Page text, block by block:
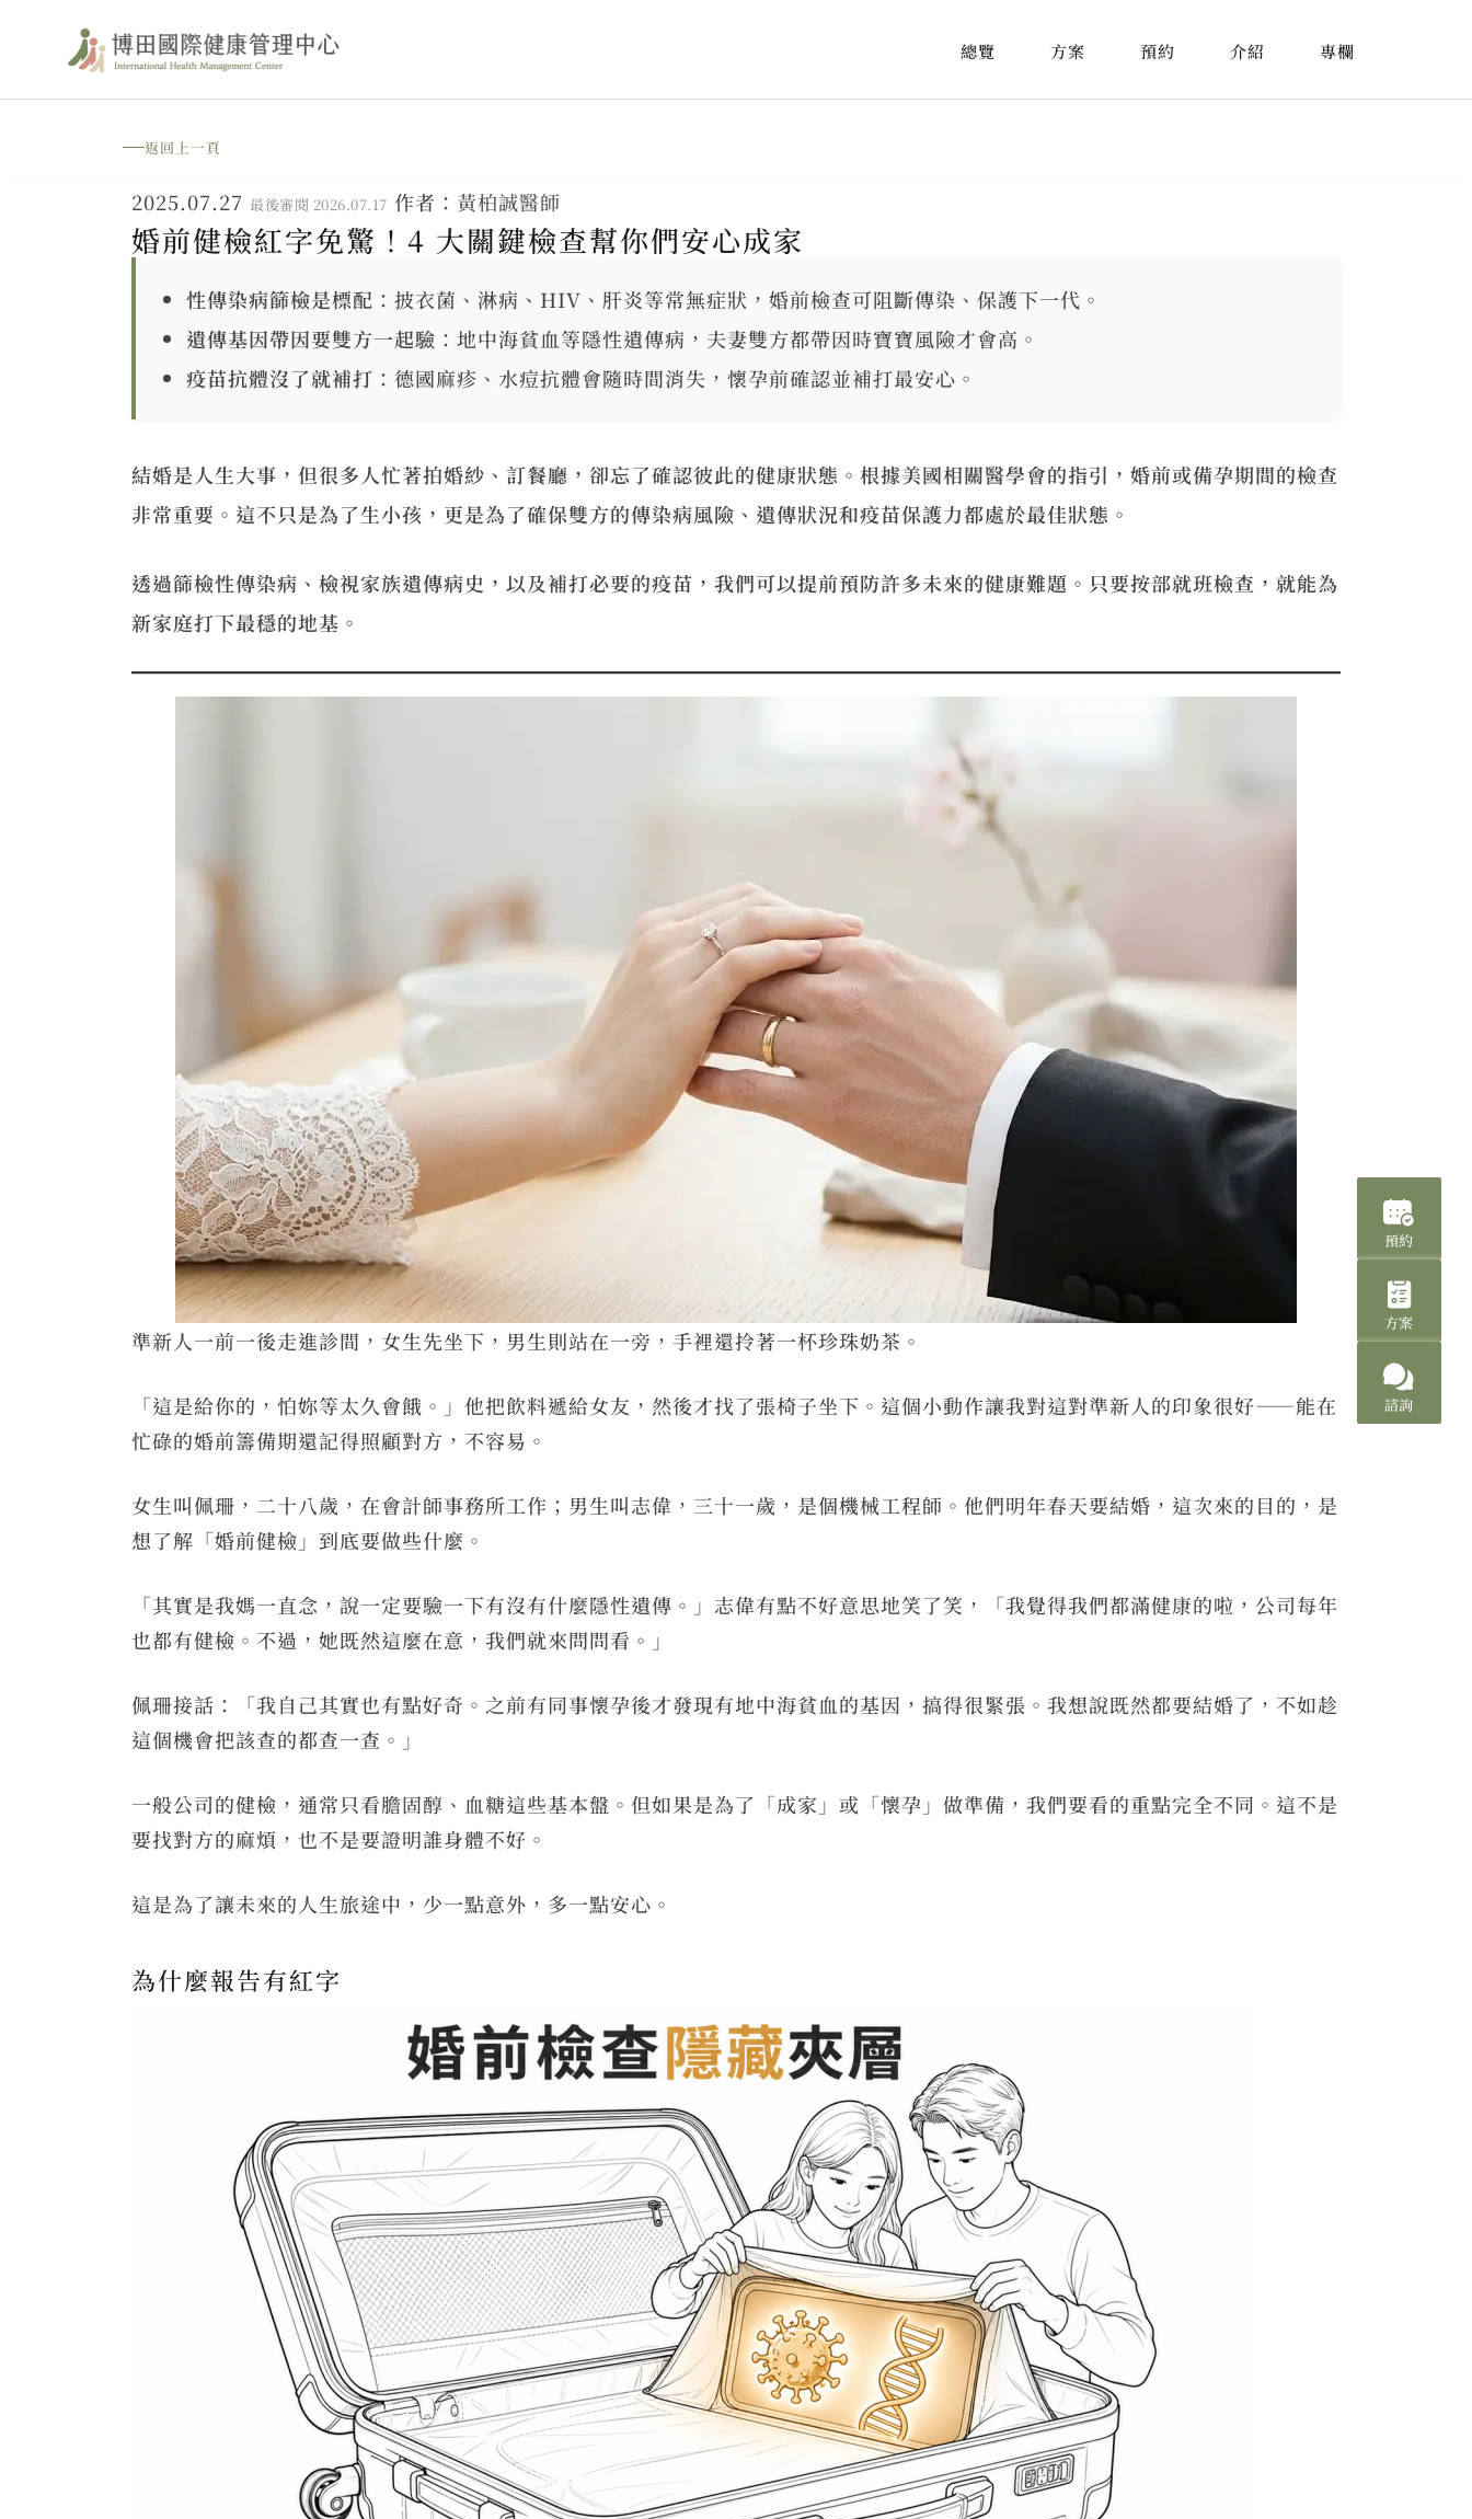
主
總覽 方案 預約 介紹 專欄
預約
方案
諮詢
返回上一頁
2025.07.27 最後審閱 2026.07.17 作者： 黃柏誠醫師
婚前健檢紅字免驚！4 大關鍵檢查幫你們安心成家
性傳染病篩檢是標配 ：披衣菌、淋病、HIV、肝炎等常無症狀，婚前檢查可阻斷傳染、保護下一代。
遺傳基因帶因要雙方一起驗 ：地中海貧血等隱性遺傳病，夫妻雙方都帶因時寶寶風險才會高。
疫苗抗體沒了就補打 ：德國麻疹、水痘抗體會隨時間消失，懷孕前確認並補打最安心。
結婚是人生大事，但很多人忙著拍婚紗、訂餐廳，卻忘了確認彼此的健康狀態。根據美國相關醫學會的指引，婚前或備孕期間的檢查
非常重要。這不只是為了生小孩，更是為了確保雙方的傳染病風險、遺傳狀況和疫苗保護力都處於最佳狀態。
透過篩檢性傳染病、檢視家族遺傳病史，以及補打必要的疫苗，我們可以提前預防許多未來的健康難題。只要按部就班檢查，就能為
新家庭打下最穩的地基。
準新人一前一後走進診間，女生先坐下，男生則站在一旁，手裡還拎著一杯珍珠奶茶。
「這是給你的，怕妳等太久會餓。」他把飲料遞給女友，然後才找了張椅子坐下。這個小動作讓我對這對準新人的印象很好——能在
忙碌的婚前籌備期還記得照顧對方，不容易。
女生叫佩珊，二十八歲，在會計師事務所工作；男生叫志偉，三十一歲，是個機械工程師。他們明年春天要結婚，這次來的目的，是
想了解「婚前健檢」到底要做些什麼。
「其實是我媽一直念，說一定要驗一下有沒有什麼隱性遺傳。」志偉有點不好意思地笑了笑，「我覺得我們都滿健康的啦，公司每年
也都有健檢。不過，她既然這麼在意，我們就來問問看。」
佩珊接話：「我自己其實也有點好奇。之前有同事懷孕後才發現有地中海貧血的基因，搞得很緊張。我想說既然都要結婚了，不如趁
這個機會把該查的都查一查。」
一般公司的健檢，通常只看膽固醇、血糖這些基本盤。但如果是為了「成家」或「懷孕」做準備，我們要看的重點完全不同。這不是
要找對方的麻煩，也不是要證明誰身體不好。
這是為了讓未來的人生旅途中，少一點意外，多一點安心。
為什麼報告有紅字